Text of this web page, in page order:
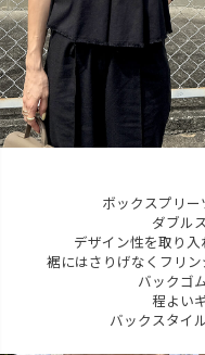
ボックスプリー
ダブル
デザイン性を取り入
裾にはさりげなくフリン
バックゴ
程よい
バックスタイ